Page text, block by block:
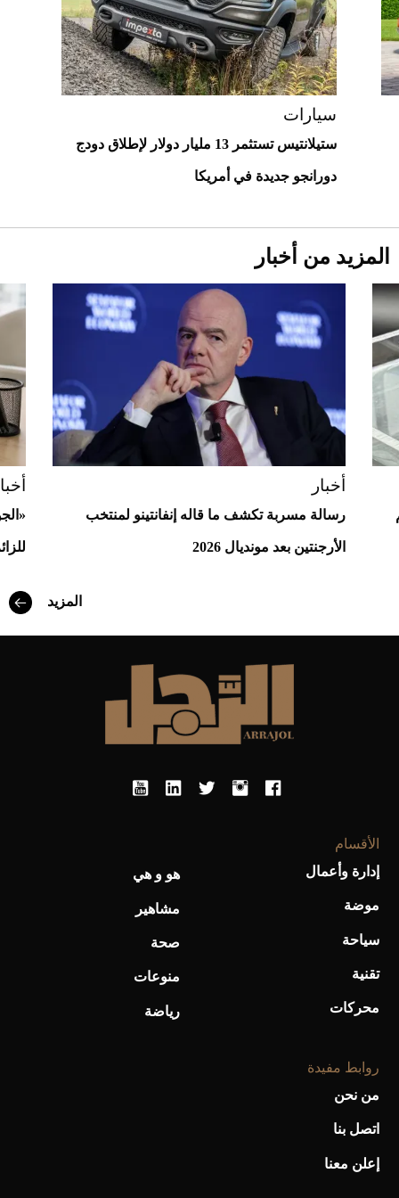
أغلى 10 عطور في العالم للرجال تمنحك فخامة
استثنائية
Aston Martin Valiant: على هوى الأبطال
أفضل تدريج للشعر الطويل لإطلالة جريئة وعصرية
أحذية Mary Jane: ترف وأناقة للرجال
"بوجاتي ميسترال" الاستثنائية للبيع في
مزاد مونتيري
2026-07-23
سيارات
ستيلانتيس تستثمر 13 مليار دولار لإطلاق دودج
دورانجو جديدة في أمريكا
المزيد من أخبار
أخبار
رسالة مسربة تكشف ما قاله إنفانتينو لمنتخب
الأرجنتين بعد مونديال 2026
المزيد
الأقسام
إدارة وأعمال
موضة
سياحة
تقنية
محركات
هو و هي
مشاهير
صحة
منوعات
رياضة
روابط مفيدة
من نحن
اتصل بنا
إعلن معنا